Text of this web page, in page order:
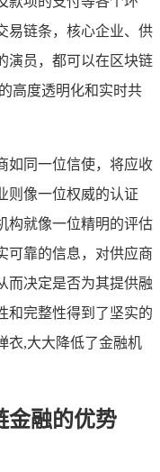
易链条，核心企业、供
演员，都可以在区块链
高度透明化和实时共
如同一位信使，将应收
则像一位权威的认证
构就像一位精明的评估
可靠的信息，对供应商
而决定是否为其提供融
和完整性得到了坚实的
衣,大大降低了金融机
金融的优势